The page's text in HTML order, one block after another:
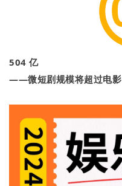
504 亿
——微短剧规模将超过电影